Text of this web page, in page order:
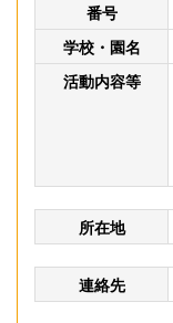
番号
学校・園名
活動内容等
所在地
連絡先